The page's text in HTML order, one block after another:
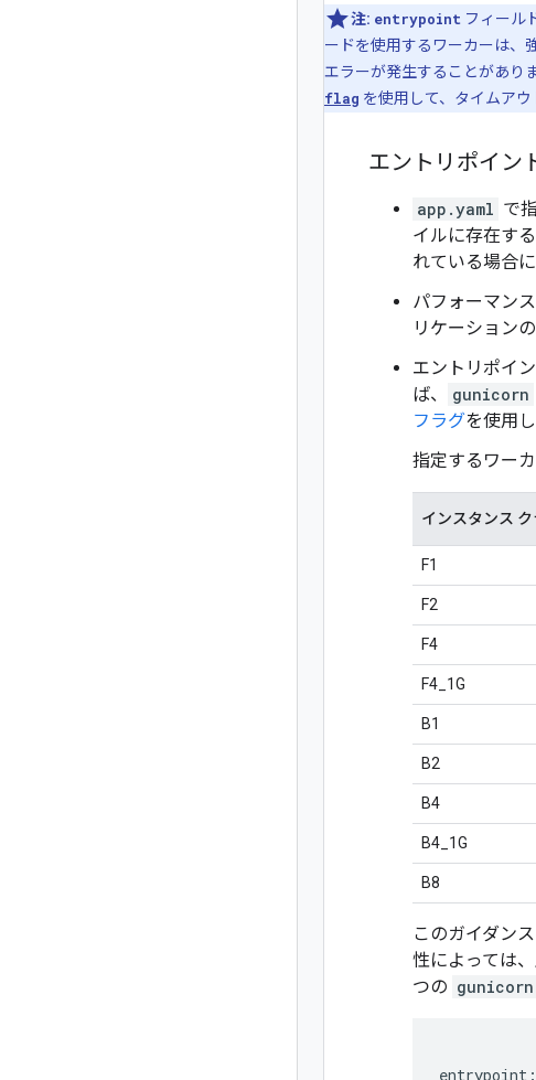
注: entrypoint フィール
ードを使用するワーカーは、
エラーが発生することがあり
flag を使用して、タイムアウ
エントリポイン
app.yaml で
イルに存在す
れている場合に
パフォーマン
リケーション
エントリポイ
ば、
gunicorn
フラグを使用
指定するワー
インスタンス ク
F1
F2
F4
F4_1G
B1
B2
B4
B4_1G
B8
このガイダン
性によっては
つの gunicorn
entrypoint :